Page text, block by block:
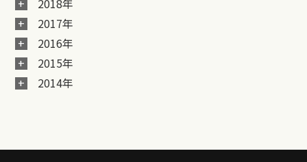
2018年
2017年
2016年
2015年
2014年